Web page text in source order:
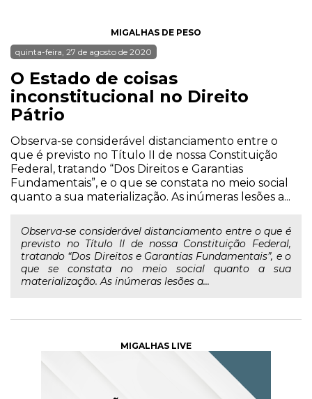
MIGALHAS DE PESO
quinta-feira, 27 de agosto de 2020
O Estado de coisas
inconstitucional no Direito
Pátrio
Observa-se considerável distanciamento entre o
que é previsto no Título II de nossa Constituição
Federal, tratando “Dos Direitos e Garantias
Fundamentais”, e o que se constata no meio social
quanto a sua materialização. As inúmeras lesões a...
Observa-se considerável distanciamento entre o que é
previsto no Título II de nossa Constituição Federal,
tratando “Dos Direitos e Garantias Fundamentais”, e o
que se constata no meio social quanto a sua
materialização. As inúmeras lesões a...
MIGALHAS LIVE